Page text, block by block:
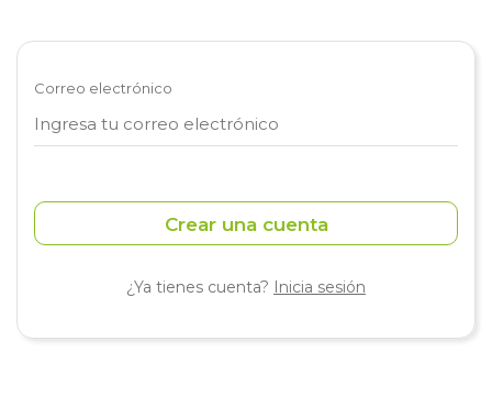
Correo electrónico
Crear una cuenta
¿Ya tienes cuenta? Inicia sesión